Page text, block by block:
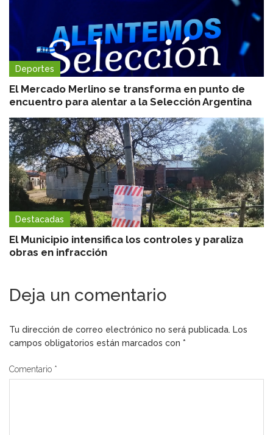
Deportes
El Mercado Merlino se transforma en punto de
encuentro para alentar a la Selección Argentina
Destacadas
El Municipio intensifica los controles y paraliza
obras en infracción
Deja un comentario
Tu dirección de correo electrónico no será publicada. Los
campos obligatorios están marcados con *
Comentario *